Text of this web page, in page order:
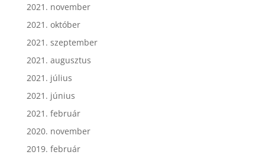
2021. november
2021. október
2021. szeptember
2021. augusztus
2021. július
2021. június
2021. február
2020. november
2019. február